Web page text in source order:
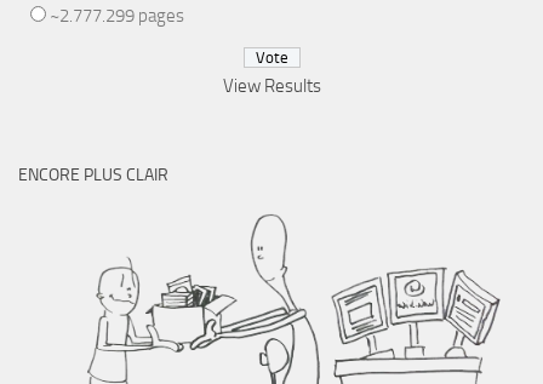
~2.777.299 pages
View Results
ENCORE PLUS CLAIR